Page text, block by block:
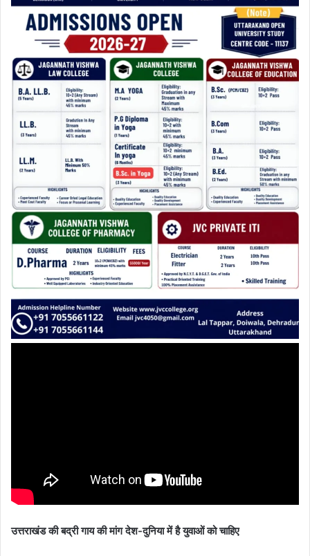
उत्तराखंड की बद्री गाय की मांग देश-दुनिया में है युवाओं को चाहिए